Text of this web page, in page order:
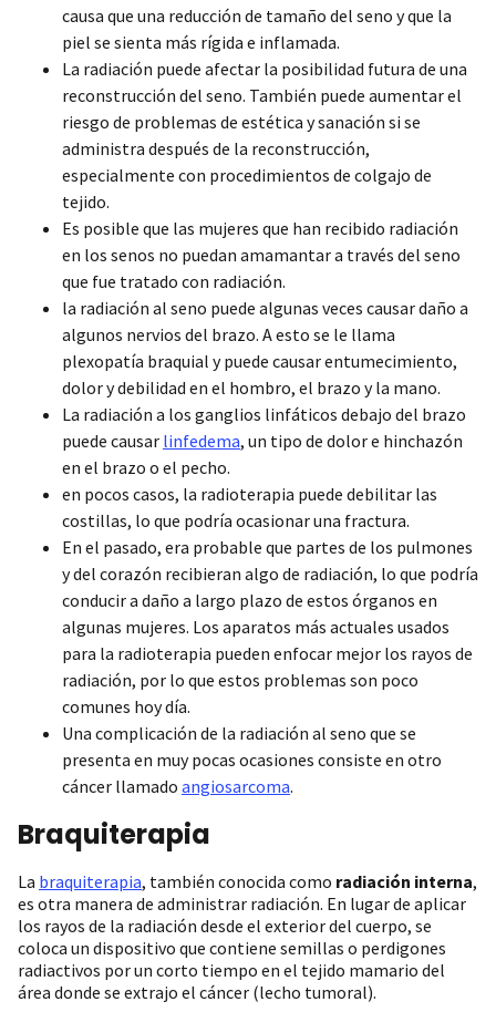
causa que una reducción de tamaño del seno y que la
piel se sienta más rígida e inflamada.
La radiación puede afectar la posibilidad futura de una
reconstrucción del seno. También puede aumentar el
riesgo de problemas de estética y sanación si se
administra después de la reconstrucción,
especialmente con procedimientos de colgajo de
tejido.
Es posible que las mujeres que han recibido radiación
en los senos no puedan amamantar a través del seno
que fue tratado con radiación.
la radiación al seno puede algunas veces causar daño a
algunos nervios del brazo. A esto se le llama
plexopatía braquial y puede causar entumecimiento,
dolor y debilidad en el hombro, el brazo y la mano.
La radiación a los ganglios linfáticos debajo del brazo
puede causar linfedema, un tipo de dolor e hinchazón
en el brazo o el pecho.
en pocos casos, la radioterapia puede debilitar las
costillas, lo que podría ocasionar una fractura.
En el pasado, era probable que partes de los pulmones
y del corazón recibieran algo de radiación, lo que podría
conducir a daño a largo plazo de estos órganos en
algunas mujeres. Los aparatos más actuales usados
para la radioterapia pueden enfocar mejor los rayos de
radiación, por lo que estos problemas son poco
comunes hoy día.
Una complicación de la radiación al seno que se
presenta en muy pocas ocasiones consiste en otro
cáncer llamado angiosarcoma.
Braquiterapia
La braquiterapia, también conocida como radiación interna,
es otra manera de administrar radiación. En lugar de aplicar
los rayos de la radiación desde el exterior del cuerpo, se
coloca un dispositivo que contiene semillas o perdigones
radiactivos por un corto tiempo en el tejido mamario del
área donde se extrajo el cáncer (lecho tumoral).